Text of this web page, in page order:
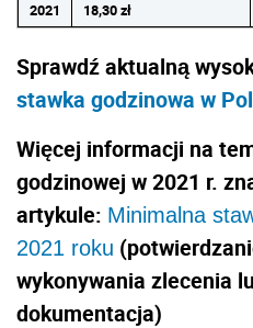
2021
18,30 zł
Sprawdź aktualną
stawka godzinowa w
Więcej informacji na
godzinowej w 2021 r.
artykule: Minimalna
2021 roku
wykonywania zlecenia
dokumentacja)